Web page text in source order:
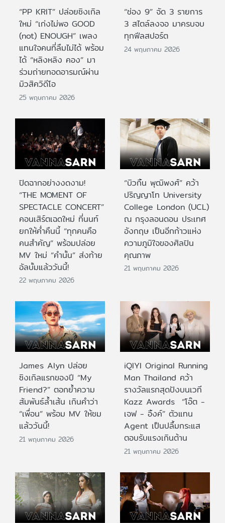
“PP KRIT” ปล่อยซิงเกิล
ใหม่ “เก่งไม่พอ GOOD
(not) ENOUGH” เพลง
แทนใจคนที่ลืมไม่ได้ พร้อม
ได้ “หลิงหลิง คอง” มา
ร่วมถ่ายทอดอารมณ์ผ่าน
มิวสิควิดีโอ
25 พฤษภาคม 2026
“ช่อง 9” จัด 3 รายการ
3 สไตล์ลงจอ มาครบจบ
ทุกฟีลสปอร์ต
24 พฤษภาคม 2026
ปิดฉากอย่างงดงาม!
“THE MOMENT OF
SPECTACLE CONCERT”
คอนเสิร์ตเฉดใหม่ ที่นนท์
ยกให้ค่ำคืนนี้ “ทุกคนคือ
คนสำคัญ” พร้อมปล่อย
MV ใหม่ “คำนั้น” ส่งท้าย
อัลบั้มแล้ววันนี้!
22 พฤษภาคม 2026
“บิวกิ้น พุฒิพงศ์” คว้า
ปริญญาโท University
College London (UCL)
ณ กรุงลอนดอน ประเทศ
อังกฤษ เป็นอีกก้าวแห่ง
ความภูมิใจของศิลปิน
คุณภาพ
21 พฤษภาคม 2026
James Alyn ปล่อย
ซิงเกิลแรกของปี “My
Friend?” ตอกย้ำความ
สัมพันธ์ล้ำเส้น เกินคำว่า
“เพื่อน” พร้อม MV ให้ชม
แล้ววันนี้!
21 พฤษภาคม 2026
iQIYI Original Running
Man Thailand คว้า
รางวัลแรกสุดปังบนเวที
Kazz Awards “โอ๊ต -
เจฟ - อิ้งค์” ตัวแทน
Agent เป็นปลื้มกระแส
ตอบรับแรงเกินต้าน
21 พฤษภาคม 2026